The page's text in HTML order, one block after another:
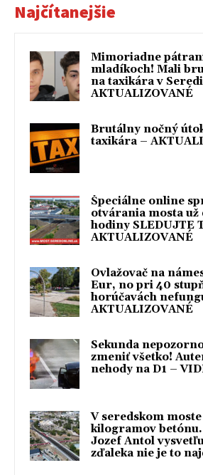
Najčítanejšie
Mimoriadne
mladíkoch! Mali
na taxikára v
AKTUALIZOVANÉ
Brutálny nočný
taxikára –
Špeciálne online
otvárania mosta už
hodiny SLEDUJTE
AKTUALIZOVANÉ
Ovlažovač na
Eur, no pri 40
horúčavách
AKTUALIZOVANÉ
Sekunda
zmeniť všetko!
nehody na D1 –
V seredskom
kilogramov
Jozef Antol
zďaleka nie je to